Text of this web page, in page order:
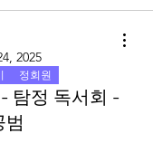
2025
정회원
탐정 독서회 -
범